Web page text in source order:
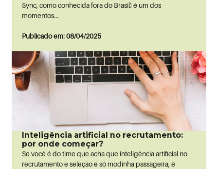
Sync, como conhecida fora do Brasil) é um dos
momentos...
Publicado em: 08/04/2025
Inteligência artificial no recrutamento:
por onde começar?
Se você é do time que acha que inteligência artificial no
recrutamento e seleção é só modinha passageira, é